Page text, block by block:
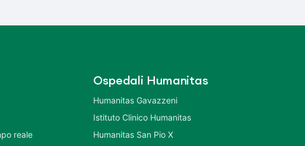
reale
Ospedali Humanitas
Humanitas Gavazzeni
Istituto Clinico Humanitas
Humanitas San Pio X